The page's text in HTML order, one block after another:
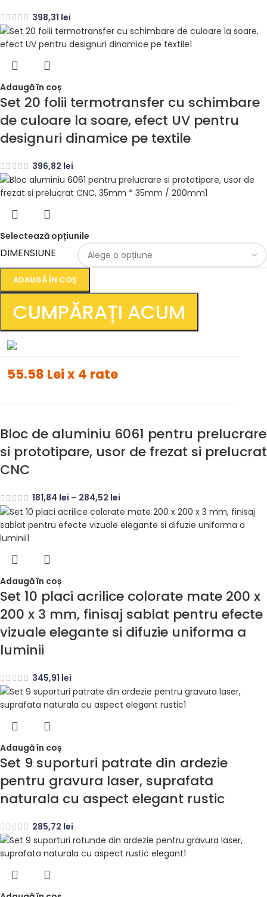
398,31 lei
Adaugă în coș
Set 20 folii termotransfer cu schimbare
de culoare la soare, efect UV pentru
designuri dinamice pe textile
396,82 lei
Selectează opțiunile
DIMENSIUNE
ADAUGĂ ÎN COȘ
CUMPĂRAȚI ACUM
55.58 Lei x 4 rate
Bloc de aluminiu 6061 pentru prelucrare
si prototipare, usor de frezat si prelucrat
CNC
181,84 lei – 284,52 lei
Adaugă în coș
Set 10 placi acrilice colorate mate 200 x
200 x 3 mm, finisaj sablat pentru efecte
vizuale elegante si difuzie uniforma a
luminii
345,91 lei
Adaugă în coș
Set 9 suporturi patrate din ardezie
pentru gravura laser, suprafata
naturala cu aspect elegant rustic
285,72 lei